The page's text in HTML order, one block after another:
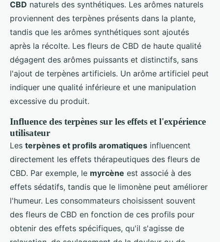
CBD naturels des synthétiques. Les arômes naturels
proviennent des terpènes présents dans la plante,
tandis que les arômes synthétiques sont ajoutés
après la récolte. Les fleurs de CBD de haute qualité
dégagent des arômes puissants et distinctifs, sans
l'ajout de terpènes artificiels. Un arôme artificiel peut
indiquer une qualité inférieure et une manipulation
excessive du produit.
Influence des terpènes sur les effets et l'expérience
utilisateur
Les terpènes et profils aromatiques influencent
directement les effets thérapeutiques des fleurs de
CBD. Par exemple, le myrcène est associé à des
effets sédatifs, tandis que le limonène peut améliorer
l'humeur. Les consommateurs choisissent souvent
des fleurs de CBD en fonction de ces profils pour
obtenir des effets spécifiques, qu'il s'agisse de